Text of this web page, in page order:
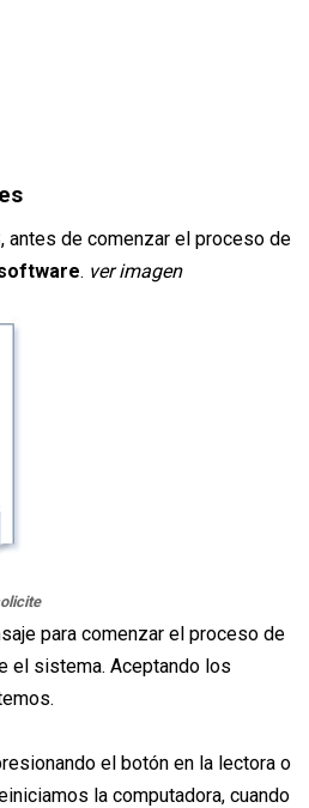
antes de comenzar el proceso de
. ver imagen
para comenzar el proceso de
el sistema. Aceptando los
el botón en la lectora o
la computadora, cuando